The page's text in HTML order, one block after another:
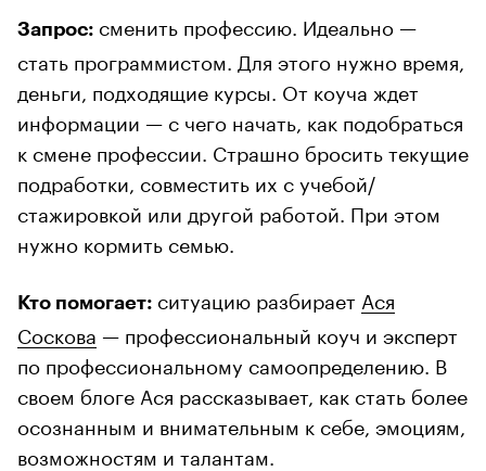
Запрос: сменить профессию. Идеально —
стать программистом. Для этого нужно время,
деньги, подходящие курсы. От коуча ждет
информации — с чего начать, как подобраться
к смене профессии. Страшно бросить текущие
подработки, совместить их с учебой/
стажировкой или другой работой. При этом
нужно кормить семью.
Кто помогает: ситуацию разбирает Ася
Соскова — профессиональный коуч и эксперт
по профессиональному самоопределению. В
своем блоге Ася рассказывает, как стать более
осознанным и внимательным к себе, эмоциям,
возможностям и талантам.